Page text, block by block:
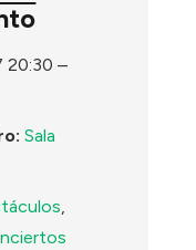
20:30 –
Sala
,